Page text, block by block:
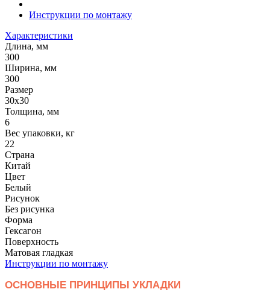
Инструкции по монтажу
Характеристики
Длина, мм
300
Ширина, мм
300
Размер
30х30
Толщина, мм
6
Вес упаковки, кг
22
Страна
Китай
Цвет
Белый
Рисунок
Без рисунка
Форма
Гексагон
Поверхность
Матовая гладкая
Инструкции по монтажу
ОСНОВНЫЕ ПРИНЦИПЫ УКЛАДКИ